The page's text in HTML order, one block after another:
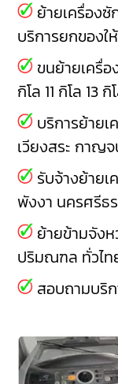
ย้ายเครื่อง
บริการยกของให้
ขนย้ายเครื่
กิโล 11 กิโล 13
บริการย้ายเ
เวียงสระ กาญ
รับจ้างย้าย
พังงา นครศรีธ
ย้ายข้ามจัง
ปริมณฑล ทั่วไท
สอบถามบริ